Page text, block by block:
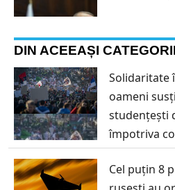
DIN ACEEAȘI
Solidaritate
oameni
studențești
împotriva
Cel puțin 8